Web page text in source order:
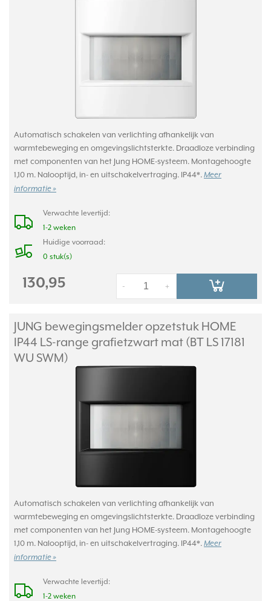
Automatisch schakelen van verlichting afhankelijk van
warmtebeweging en omgevingslichtsterkte. Draadloze verbinding
met componenten van het Jung HOME-systeem. Montagehoogte
1,10 m. Nalooptijd, in- en uitschakelvertraging. IP44*. Meer
informatie »
Verwachte levertijd:
1-2 weken
Huidige voorraad:
0 stuk(s)
130,95 +
-
JUNG bewegingsmelder opzetstuk HOME
IP44 LS-range grafietzwart mat (BT LS 17181
WU SWM)
Automatisch schakelen van verlichting afhankelijk van
warmtebeweging en omgevingslichtsterkte. Draadloze verbinding
met componenten van het Jung HOME-systeem. Montagehoogte
1,10 m. Nalooptijd, in- en uitschakelvertraging. IP44*. Meer
informatie »
Verwachte levertijd:
1-2 weken